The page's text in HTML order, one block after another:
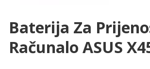
Baterija Za
Računalo ASUS